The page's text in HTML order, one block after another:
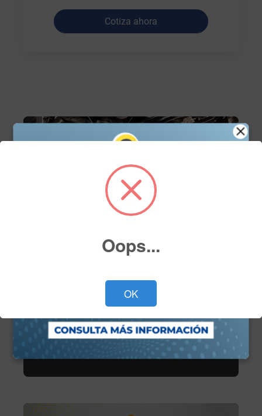
Cotiza ahora
Agenda tu cita de servicio en línea y asegura el
expertos. Fácil, rápido y a tu conveniencia.
Oops...
OK